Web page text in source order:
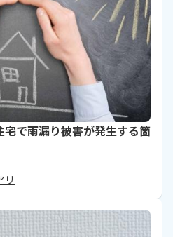
で雨漏り被害が発生する箇
リ